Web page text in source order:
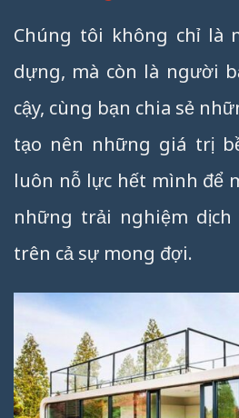
Chúng tôi không chỉ là
dựng, mà còn là người
cậy, cùng bạn chia sẻ
tạo nên những giá trị
luôn nỗ lực hết mình để
những trải nghiệm
trên cả sự mong đợi.